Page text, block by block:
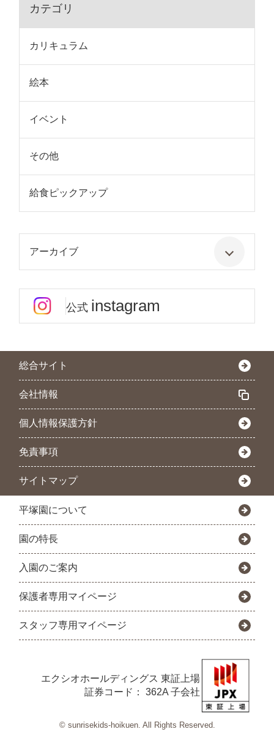
カテゴリ
カリキュラム
絵本
イベント
その他
給食ピックアップ
アーカイブ
公式 instagram
総合サイト
会社情報
個人情報保護方針
免責事項
サイトマップ
平塚園について
園の特長
入園のご案内
保護者専用マイページ
スタッフ専用マイページ
エクシオホールディングス 東証上場
証券コード： 362A 子会社
© sunrisekids-hoikuen. All Rights Reserved.